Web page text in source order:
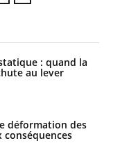
: quand la
au lever
déformation des
conséquences